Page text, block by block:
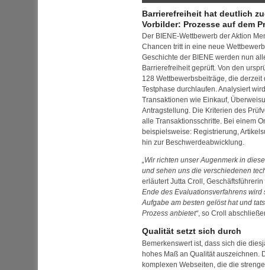
Barrierefreiheit hat deutlich
Vorbilder: Prozesse auf dem
Der BIENE-Wettbewerb der Aktion
Chancen tritt in eine neue
Geschichte der BIENE werden nun
Barrierefreiheit geprüft. Von den
128 Wettbewerbsbeiträge, die
Testphase durchlaufen. Analysiert
Transaktionen wie Einkauf,
Antragstellung. Die Kriterien des
alle Transaktionsschritte. Bei einem
beispielsweise: Registrierung,
hin zur Beschwerdeabwicklung.
Wir richten unser Augenmerk in
und sehen uns die verschiedenen
erläutert Jutta Croll,
Ende des Evaluationsverfahrens
Aufgabe am besten gelöst hat und
Prozess anbietet , so Croll
Qualität setzt sich durch
Bemerkenswert ist, dass sich die
hohes Maß an Qualität auszeichnen.
komplexen Webseiten, die die